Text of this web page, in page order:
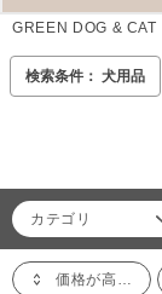
GREEN DOG & CAT
検索条件： 犬用品
カテゴリ
価格が高い順